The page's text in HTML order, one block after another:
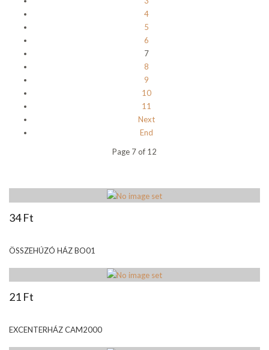
4
5
6
7
8
9
10
11
Next
End
Page 7 of 12
34 Ft
ÖSSZEHÚZÓ HÁZ BO01
21 Ft
EXCENTERHÁZ CAM2000